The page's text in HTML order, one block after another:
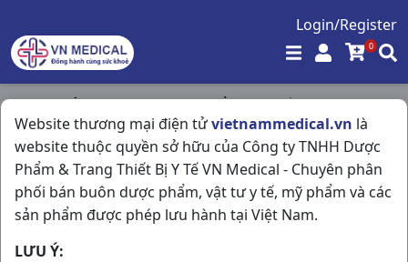
Login/Register
0
Website thương mại điện tửvietnammedical.vn là
website thuộc quyền sở hữu của Công ty TNHH Dược
Phẩm & Trang Thiết Bị Y Tế VN Medical - Chuyên phân
phối bán buôn dược phẩm, vật tư y tế, mỹ phẩm và các
sản phẩm được phép lưu hành tại Việt Nam.
LƯU Ý:
Trang chủ / Tim Mạch - Lợi Tiểu- Nội Tiết /
Lercastad 10 H60v Stellapharm